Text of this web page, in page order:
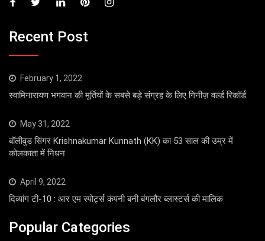
Recent Post
February 1, 2022
स्वामिनारायण भगवान की मूर्तियों के सबसे बड़े संग्रह के लिए गिनीज़ वर्ल्ड रिकॉर्ड
May 31, 2022
बॉलीवुड सिंगर Krishnakumar Kunnath (KK) का 53 साल की उम्र में
कोलकाता में निधन
April 9, 2022
दिव्यांग टी-10 : आर एम स्पोर्ट्स कंपनी बनी बंगलौर ब्लास्टर्स की मालिक
Popular Categories